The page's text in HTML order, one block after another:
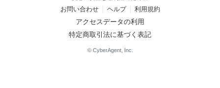
お問い合わせ ヘルプ 利用規約
アクセスデータの利用
特定商取引法に基づく表記
© CyberAgent, Inc.